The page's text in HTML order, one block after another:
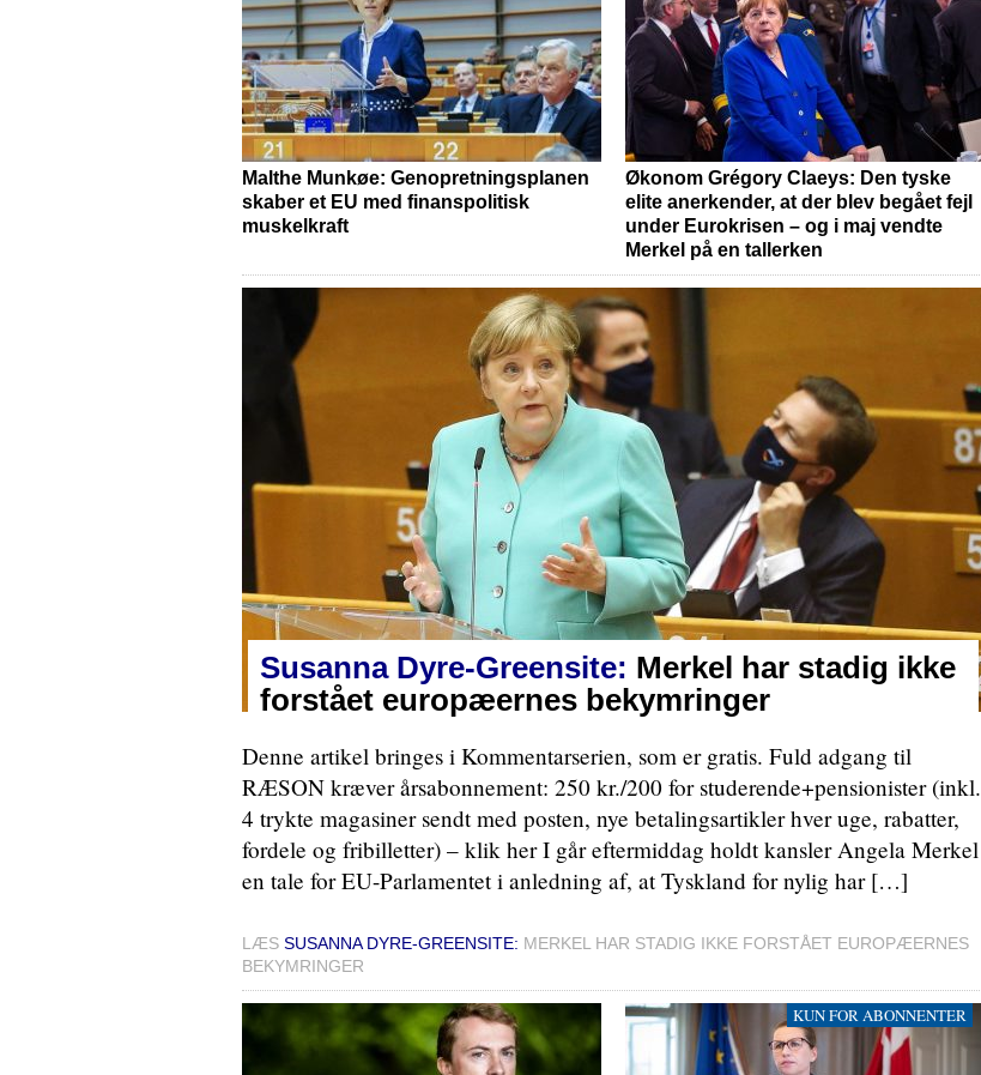
Malthe Munkøe: Genopretningsplanen
skaber et EU med finanspolitisk
muskelkraft
Økonom Grégory Claeys: Den tyske
elite anerkender, at der blev begået fejl
under Eurokrisen – og i maj vendte
Merkel på en tallerken
Susanna Dyre-Greensite: Merkel har stadig ikke
forstået europæernes bekymringer
Denne artikel bringes i Kommentarserien, som er gratis. Fuld adgang til
RÆSON kræver årsabonnement: 250 kr./200 for studerende+pensionister (inkl.
4 trykte magasiner sendt med posten, nye betalingsartikler hver uge, rabatter,
fordele og fribilletter) – klik her I går eftermiddag holdt kansler Angela Merkel
en tale for EU-Parlamentet i anledning af, at Tyskland for nylig har […]
LÆS SUSANNA DYRE-GREENSITE: MERKEL HAR STADIG IKKE FORSTÅET EUROPÆERNES
BEKYMRINGER
KUN FOR ABONNENTER